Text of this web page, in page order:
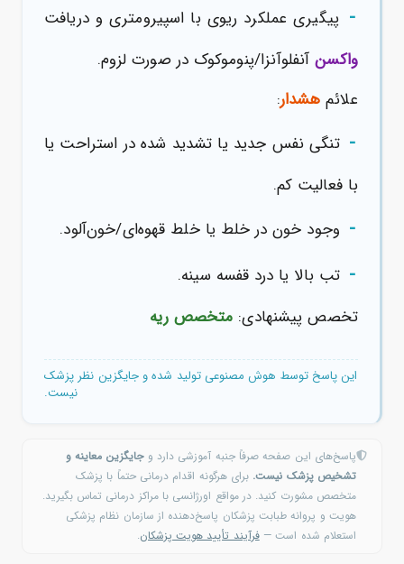
- پیگیری عملکرد ریوی با اسپیرومتری و دریافت
واکسنآنفلوآنزا/پنوموکوک در صورت لزوم.
علائم هشدار:
- تنگی نفس جدید یا تشدید شده در استراحت یا
با فعالیت کم.
- وجود خون در خلط یا خلط قهوه‌ای/خون‌آلود.
- تب بالا یا درد قفسه سینه.
تخصص پیشنهادی: متخصص ریه
این پاسخ توسط هوش مصنوعی تولید شده و جایگزین نظر پزشک
نیست.
پاسخ‌های این صفحه صرفاً جنبه آموزشی دارد وجایگزین معاینه و
تشخیص پزشک نیست. برای هرگونه اقدام درمانی حتماً با پزشک
متخصص مشورت کنید. در مواقع اورژانسی با مراکز درمانی تماس بگیرید.
هویت و پروانه طبابت پزشکان پاسخ‌دهنده از سازمان نظام پزشکی
استعلام شده است —فرآیند تأیید هویت پزشکان.